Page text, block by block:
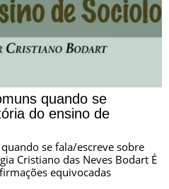
quando se
do ensino de
se fala/escreve sobre
Cristiano das Neves Bodart É
equivocadas